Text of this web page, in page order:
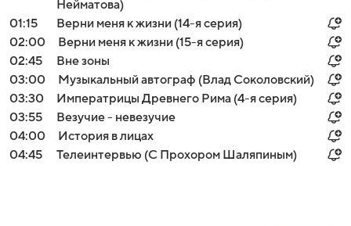
Нейматова)
01:15
Верни меня к жизни (14-я серия)
02:00
Верни меня к жизни (15-я серия)
02:45
Вне зоны
03:00
Музыкальный автограф (Влад Соколовский)
03:30
Императрицы Древнего Рима (4-я серия)
03:55
Везучие - невезучие
04:00
История в лицах
04:45
Телеинтервью (С Прохором Шаляпиным)